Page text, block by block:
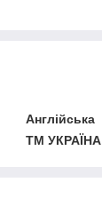
Англійська
ТМ УКРАЇНА